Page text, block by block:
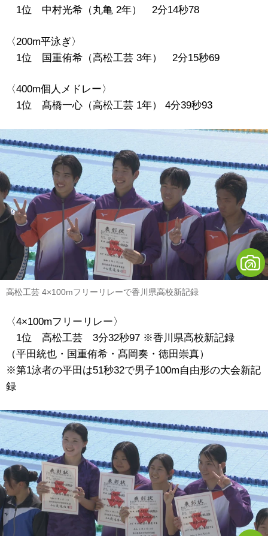
1位 中村光希（丸亀 2年） 2分14秒78
〈200m平泳ぎ〉
1位 国重侑希（高松工芸 3年） 2分15秒69
〈400m個人メドレー〉
1位 髙橋一心（高松工芸 1年） 4分39秒93
高松工芸 4×100mフリーリレーで香川県高校新記録
〈4×100mフリーリレー〉
1位 高松工芸 3分32秒97 ※香川県高校新記録
（平田統也・国重侑希・髙岡奏・徳田崇真）
※第1泳者の平田は51秒32で男子100m自由形の大会新記
録